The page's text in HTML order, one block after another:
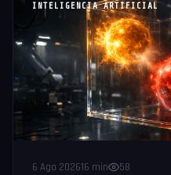
INTELIGENCIA ARTIFICIAL
6 Ago 202616 min 58